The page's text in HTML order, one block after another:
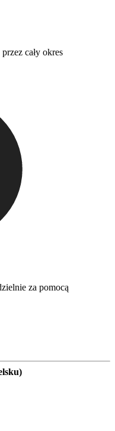
cały okres
za pomocą